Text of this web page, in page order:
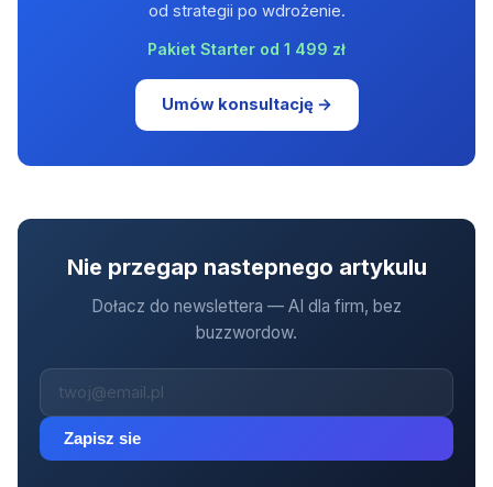
od strategii po wdrożenie.
Pakiet Starter od 1 499 zł
Umów konsultację →
Nie przegap nastepnego artykulu
Dołacz do newslettera — AI dla firm, bez
buzzwordow.
Zapisz sie